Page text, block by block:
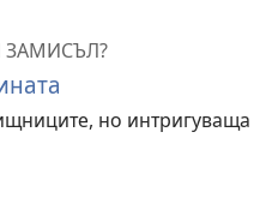
но интригуваща